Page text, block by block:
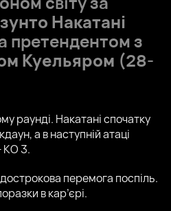
Накатані
претендентом з
Куельяром (28-
раунді. Накатані спочатку
а в наступній атаці
3.
перемога поспіль.
в кар’єрі.